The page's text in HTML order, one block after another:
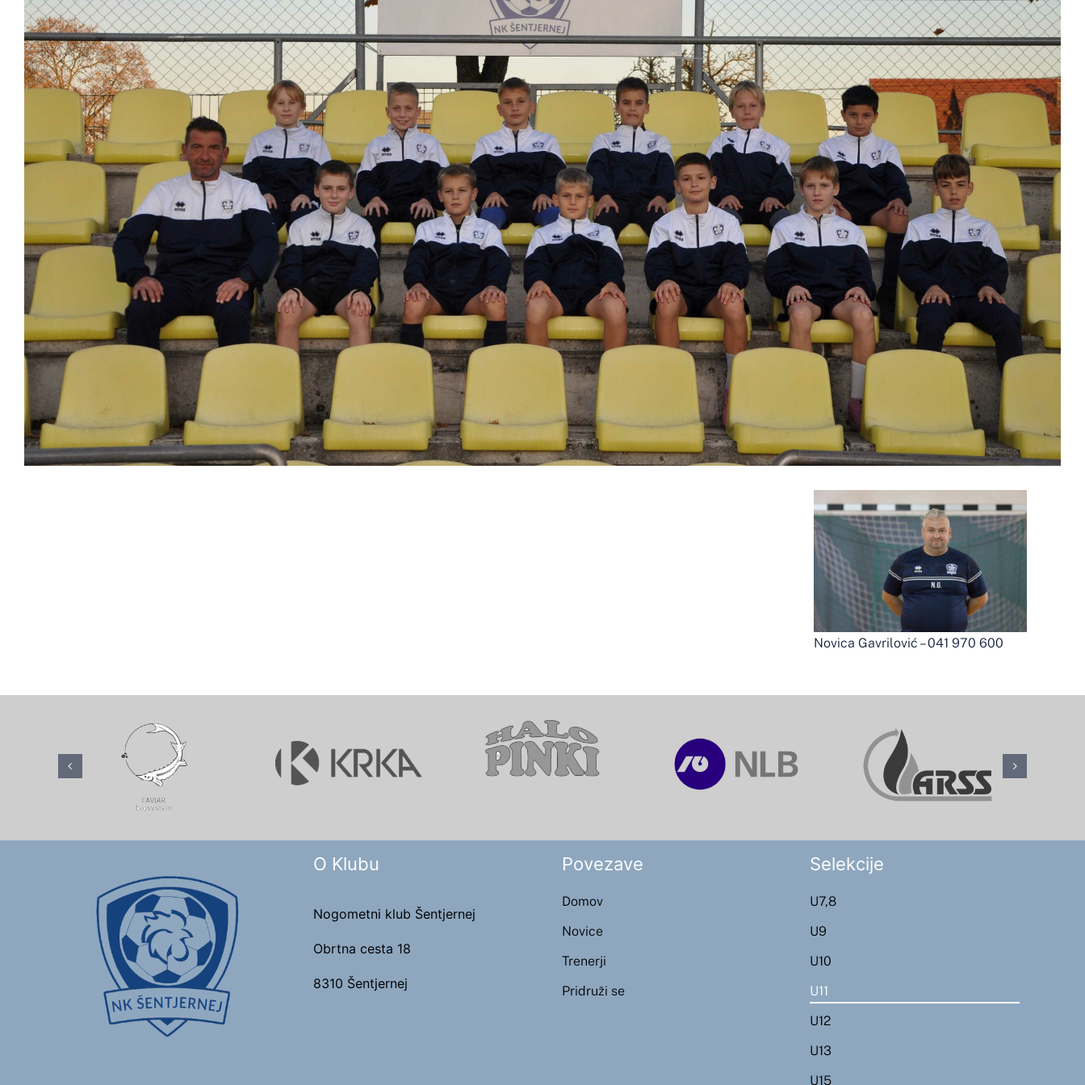
Novica Gavrilović – 041 970 600
O Klubu
Nogometni klub Šentjernej
Obrtna cesta 18
8310 Šentjernej
Povezave
Domov
Novice
Trenerji
Pridruži se
Selekcije
U7,8
U9
U10
U11
U12
U13
U15